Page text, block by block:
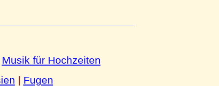
Musik für Hochzeiten
| Fugen